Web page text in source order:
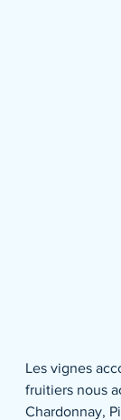
Les vignes
fruitiers nous
Chardonnay,